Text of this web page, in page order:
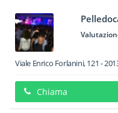
Viale Enrico Forlanini, 121 -
Chiama